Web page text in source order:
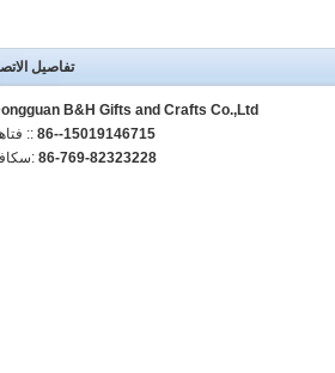
تفاصيل
B&H Gifts and Crafts Co.,Ltd
86--15019146715
86-769-82323228